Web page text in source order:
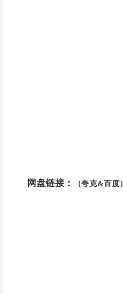
网盘链接： （夸克&百度）